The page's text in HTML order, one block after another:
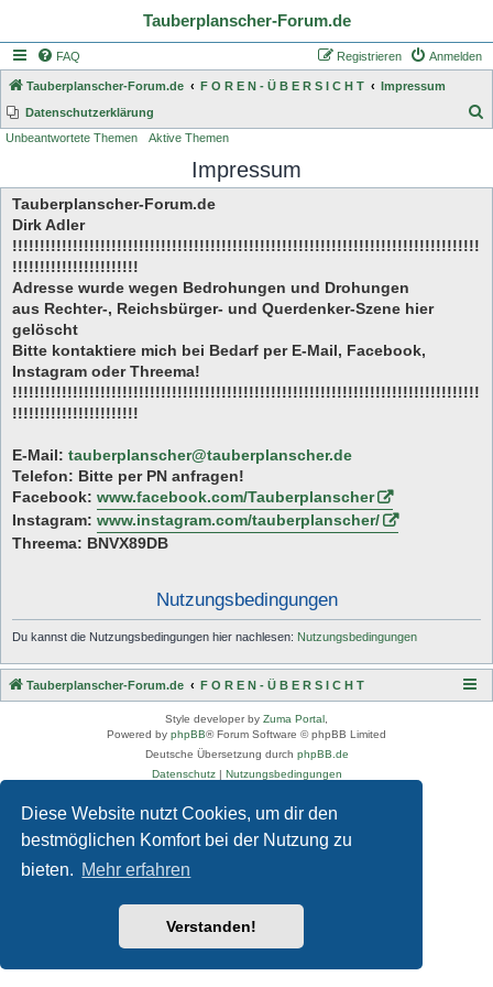
Diese Website nutzt Cookies, um dir den
bestmöglichen Komfort bei der Nutzung zu
bieten. Mehr erfahren
Verstanden!
Tauberplanscher-Forum.de
FAQ Anmelden
Registrieren
Tauberplanscher-Forum.de F O R E N - Ü B E R S I C H T
Impressum
Datenschutzerklärung
h
Unbeantwortete Themen Aktive Themen
Impressum
Tauberplanscher-Forum.de
Dirk Adler
!!!!!!!!!!!!!!!!!!!!!!!!!!!!!!!!!!!!!!!!!!!!!!!!!!!!!!!!!!!!!!!!!!!!!!!!!!!!!!!!!!!!!
!!!!!!!!!!!!!!!!!!!!!!!
Adresse wurde wegen Bedrohungen und Drohungen
aus Rechter-, Reichsbürger- und Querdenker-Szene hier
gelöscht
Bitte kontaktiere mich bei Bedarf per E-Mail, Facebook,
Instagram oder Threema!
!!!!!!!!!!!!!!!!!!!!!!!!!!!!!!!!!!!!!!!!!!!!!!!!!!!!!!!!!!!!!!!!!!!!!!!!!!!!!!!!!!!!!
!!!!!!!!!!!!!!!!!!!!!!!
E-Mail: tauberplanscher@tauberplanscher.de
Telefon: Bitte per PN anfragen!
Facebook: www.facebook.com/Tauberplanscher
Instagram: www.instagram.com/tauberplanscher/
Threema: BNVX89DB
Nutzungsbedingungen
Du kannst die Nutzungsbedingungen hier nachlesen: Nutzungsbedingungen
Tauberplanscher-Forum.de F O R E N - Ü B E R S I C H T
Style developer by Zuma Portal
Powered by phpBB® Forum Software © phpBB Limited
Deutsche Übersetzung durch phpBB.de
Datenschutz| Nutzungsbedingungen